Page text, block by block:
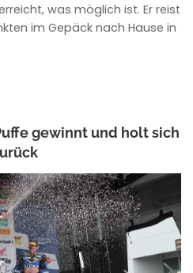
was möglich ist. Er reist
im Gepäck nach Hause in
gewinnt und holt sich